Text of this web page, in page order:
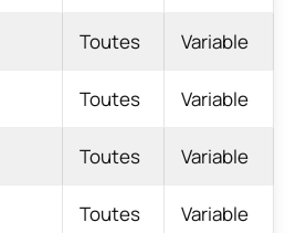
Toutes Variable
Toutes Variable
Toutes Variable
Toutes Variable